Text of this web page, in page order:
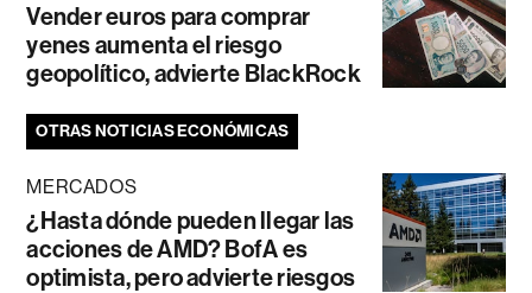
Vender euros para comprar
yenes aumenta el riesgo
geopolítico, advierte BlackRock
OTRAS NOTICIAS ECONÓMICAS
MERCADOS
¿Hasta dónde pueden llegar las
acciones de AMD? BofA es
optimista, pero advierte riesgos